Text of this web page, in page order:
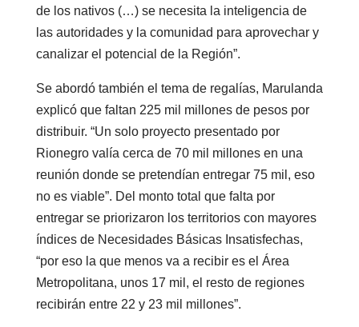
de los nativos (…) se necesita la inteligencia de
las autoridades y la comunidad para aprovechar y
canalizar el potencial de la Región”.
Se abordó también el tema de regalías, Marulanda
explicó que faltan 225 mil millones de pesos por
distribuir. “Un solo proyecto presentado por
Rionegro valía cerca de 70 mil millones en una
reunión donde se pretendían entregar 75 mil, eso
no es viable”. Del monto total que falta por
entregar se priorizaron los territorios con mayores
índices de Necesidades Básicas Insatisfechas,
“por eso la que menos va a recibir es el Área
Metropolitana, unos 17 mil, el resto de regiones
recibirán entre 22 y 23 mil millones”.